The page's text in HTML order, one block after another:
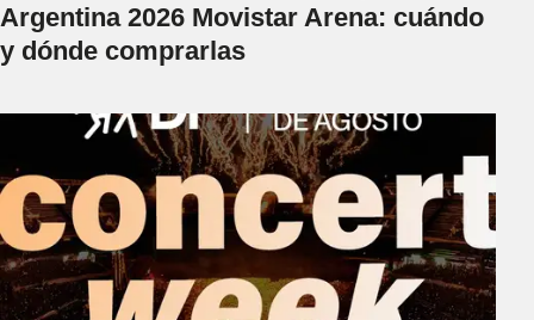
Argentina 2026 Movistar Arena: cuándo
y dónde comprarlas